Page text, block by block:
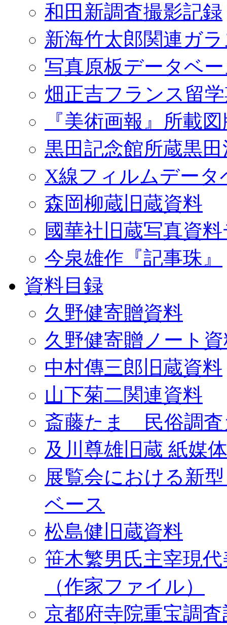
和田新調査撮影記録
新海竹太郎関連ガ
写真原板データベ
畑正吉フランス留
『美術画報』所載
黒田記念館所蔵黒
X線フィルムデータ
森岡柳蔵旧蔵資料
國華社旧蔵写真資
今泉雄作『記事珠』
資料目録
久野健寄贈資料
久野健寄贈ノート
中村傳三郎旧蔵資料
山下菊二関連資料
斎藤たま 民俗調査
及川尊雄旧蔵 紙媒
展覧会における新
ベース
松島健旧蔵資料
笹木繁男氏主宰現
（作家ファイル）
京都府寺院重宝調